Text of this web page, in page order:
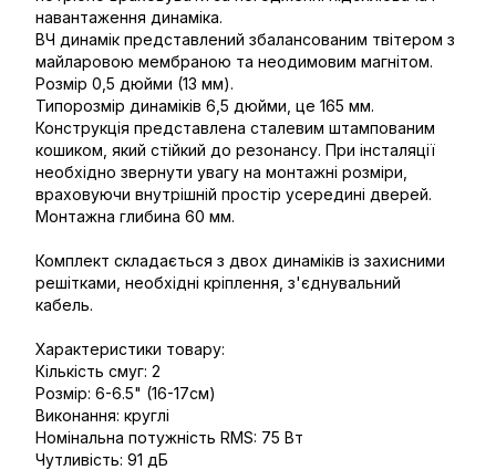
навантаження динаміка.
ВЧ динамік представлений збалансованим твітером з
майларовою мембраною та неодимовим магнітом.
Розмір 0,5 дюйми (13 мм).
Типорозмір динаміків 6,5 дюйми, це 165 мм.
Конструкція представлена сталевим штампованим
кошиком, який стійкий до резонансу. При інсталяції
необхідно звернути увагу на монтажні розміри,
враховуючи внутрішній простір усередині дверей.
Монтажна глибина 60 мм.
Комплект складається з двох динаміків із захисними
решітками, необхідні кріплення, з'єднувальний
кабель.
Характеристики товару:
Кількість смуг: 2
Розмір: 6-6.5" (16-17см)
Виконання: круглі
Номінальна потужність RMS: 75 Вт
Чутливість: 91 дБ